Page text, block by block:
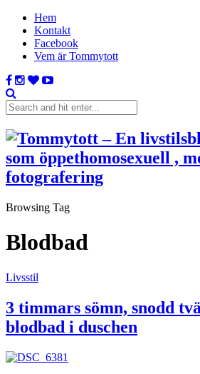
Hem
Kontakt
Facebook
Vem är Tommytott
Browsing Tag
Blodbad
Livsstil
3 timmars sömn, snodd
blodbad i duschen